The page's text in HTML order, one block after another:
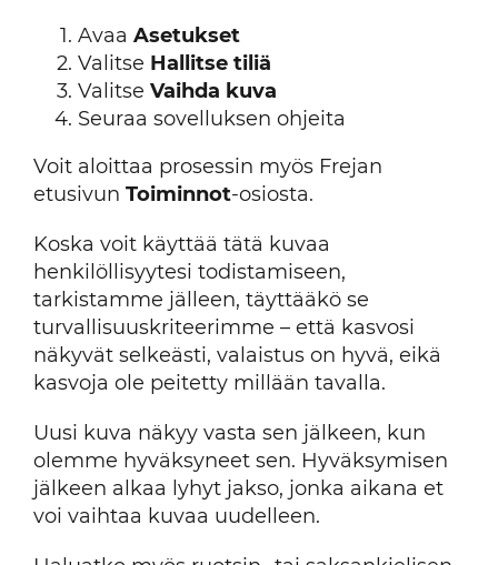
Avaa Asetukset
Valitse Hallitse tiliä
Valitse Vaihda kuva
Seuraa sovelluksen ohjeita
Voit aloittaa prosessin myös Frejan
etusivun Toiminnot-osiosta.
Koska voit käyttää tätä kuvaa
henkilöllisyytesi todistamiseen,
tarkistamme jälleen, täyttääkö se
turvallisuuskriteerimme – että kasvosi
näkyvät selkeästi, valaistus on hyvä, eikä
kasvoja ole peitetty millään tavalla.
Uusi kuva näkyy vasta sen jälkeen, kun
olemme hyväksyneet sen. Hyväksymisen
jälkeen alkaa lyhyt jakso, jonka aikana et
voi vaihtaa kuvaa uudelleen.